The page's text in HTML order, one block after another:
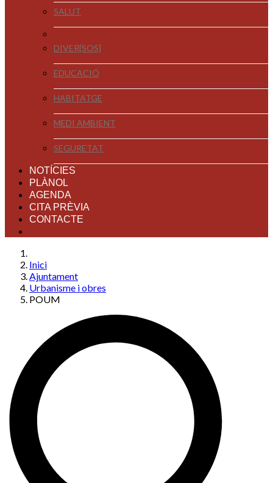
SALUT
DIVER[SOS]
EDUCACIÓ
HABITATGE
MEDI AMBIENT
SEGURETAT
NOTÍCIES
PLÀNOL
AGENDA
CITA PRÈVIA
CONTACTE
Inici
Ajuntament
Urbanisme i obres
POUM